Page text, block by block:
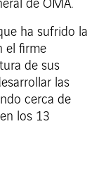
de OMA.
ha sufrido la
el firme
de sus
las
cerca de
los 13